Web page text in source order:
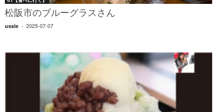
松阪市のブルーグラスさん
ussie - 2025-07-07